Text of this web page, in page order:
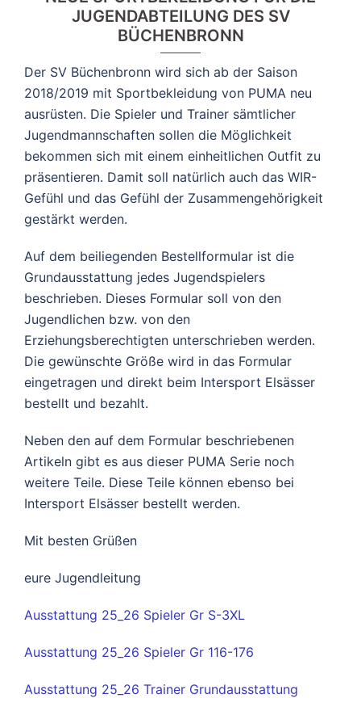
JUGENDABTEILUNG DES SV
BÜCHENBRONN
Der SV Büchenbronn wird sich ab der Saison
2018/2019 mit Sportbekleidung von PUMA neu
ausrüsten. Die Spieler und Trainer sämtlicher
Jugendmannschaften sollen die Möglichkeit
bekommen sich mit einem einheitlichen Outfit zu
präsentieren. Damit soll natürlich auch das WIR-
Gefühl und das Gefühl der Zusammengehörigkeit
gestärkt werden.
Auf dem beiliegenden Bestellformular ist die
Grundausstattung jedes Jugendspielers
beschrieben. Dieses Formular soll von den
Jugendlichen bzw. von den
Erziehungsberechtigten unterschrieben werden.
Die gewünschte Größe wird in das Formular
eingetragen und direkt beim Intersport Elsässer
bestellt und bezahlt.
Neben den auf dem Formular beschriebenen
Artikeln gibt es aus dieser PUMA Serie noch
weitere Teile. Diese Teile können ebenso bei
Intersport Elsässer bestellt werden.
Mit besten Grüßen
eure Jugendleitung
Ausstattung 25_26 Spieler Gr S-3XL
Ausstattung 25_26 Spieler Gr 116-176
Ausstattung 25_26 Trainer Grundausstattung